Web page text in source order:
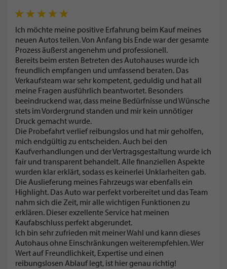
Ich möchte meine positive Erfahrung beim Kauf meines
neuen Autos teilen. Von Anfang bis Ende war der gesamte
Prozess äußerst angenehm und professionell.
Bereits beim ersten Betreten des Autohauses wurde ich
freundlich empfangen und umfassend beraten. Das
Verkaufsteam war sehr kompetent, geduldig und hat all
meine Fragen ausführlich beantwortet. Besonders
beeindruckend war, dass meine Bedürfnisse und Wünsche
stets im Vordergrund standen und mir kein unnötiger
Druck gemacht wurde.
Die Probefahrt verlief reibungslos und hat mir geholfen,
mich endgültig zu entscheiden. Auch bei den
Kaufverhandlungen und der Vertragsgestaltung wurde ich
fair und transparent behandelt. Alle finanziellen Aspekte
wurden klar erklärt, sodass es keinerlei Unklarheiten gab.
Die Auslieferung meines Fahrzeugs war ebenfalls ein
Highlight. Das Auto war perfekt vorbereitet und das Team
nahm sich die Zeit, mir alle wichtigen Funktionen zu
erklären. Dieser exzellente Service hat meinen
Kaufabschluss perfekt abgerundet.
Ich bin sehr zufrieden mit meiner Wahl und kann dieses
Autohaus ohne Einschränkungen weiterempfehlen. Wer
Wert auf Freundlichkeit, Expertise und einen
reibungslosen Ablauf legt, ist hier genau richtig!